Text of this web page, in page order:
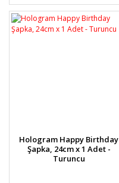
Hologram Happy Birthday
Şapka, 24cm x 1 Adet -
Turuncu